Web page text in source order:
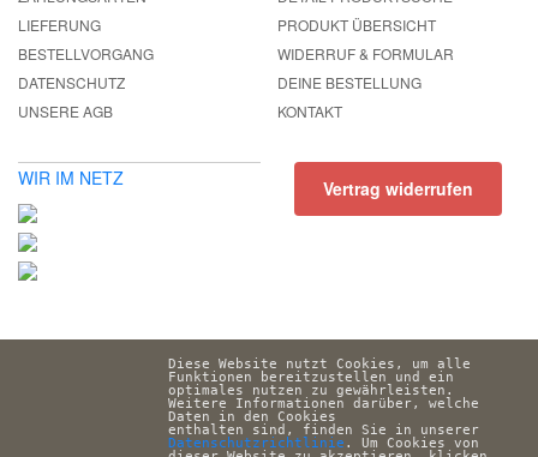
LIEFERUNG
BESTELLVORGANG
DATENSCHUTZ
UNSERE AGB
PRODUKT ÜBERSICHT
WIDERRUF & FORMULAR
DEINE BESTELLUNG
KONTAKT
WIR IM NETZ Vertrag widerrufen
Diese Website nutzt Cookies, um alle
Funktionen bereitzustellen und ein
optimales nutzen zu gewährleisten.
Weitere Informationen darüber, welche
Daten in den Cookies
Datenschutzrichtlinie . Um Cookies von